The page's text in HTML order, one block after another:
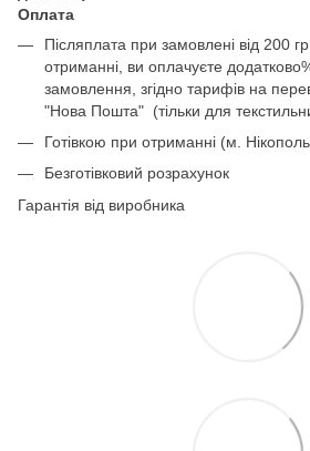
Оплата
Післяплата при замовлені від 200
отриманні, ви оплачуєте
замовлення, згідно тарифів на
"Нова Пошта" (тільки для
Готівкою при отриманні (м.
Безготівковий розрахунок
Гарантія від виробника